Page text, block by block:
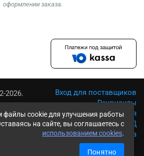
файлы cookie для улучшения работы
на сайте, вы соглашаетесь с
использованием cookies.
Понятно
оформлении заказа.
2026.
Вход для поставщиков
Реквизиты
Условия использования
Политика обработки ПД
Карта сайта